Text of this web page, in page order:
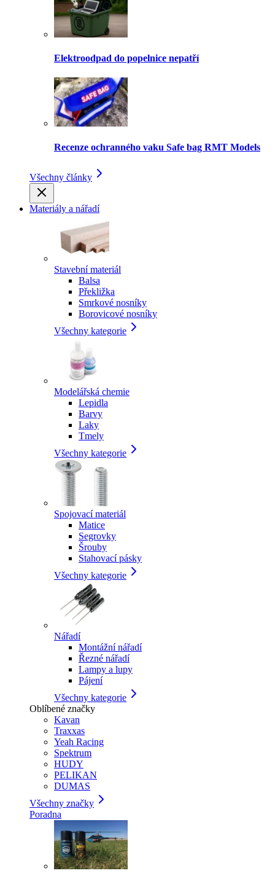
Elektroodpad do popelnice nepatří
Recenze ochranného vaku Safe bag RMT Models
Všechny články
Materiály a nářadí
Stavební materiál
Balsa
Překližka
Smrkové nosníky
Borovicové nosníky
Všechny kategorie
Modelářská chemie
Lepidla
Barvy
Laky
Tmely
Všechny kategorie
Spojovací materiál
Matice
Segrovky
Šrouby
Stahovací pásky
Všechny kategorie
Nářadí
Montážní nářadí
Řezné nářadí
Lampy a lupy
Pájení
Všechny kategorie
Oblíbené značky
Kavan
Traxxas
Yeah Racing
Spektrum
HUDY
PELIKAN
DUMAS
Všechny značky
Poradna